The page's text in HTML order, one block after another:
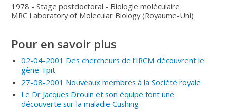
1978 - Stage postdoctoral - Biologie moléculaire
MRC Laboratory of Molecular Biology (Royaume-Uni)
Pour en savoir plus
02-04-2001 Des chercheurs de l’IRCM découvrent le
gène Tpit
27-08-2001 Nouveaux membres à la Société royale
Le Dr Jacques Drouin et son équipe font une
découverte sur la maladie Cushing